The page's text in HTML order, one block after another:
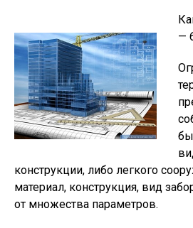
—
конструкции, либо легкого
материал, конструкция, вид
от множества параметров.